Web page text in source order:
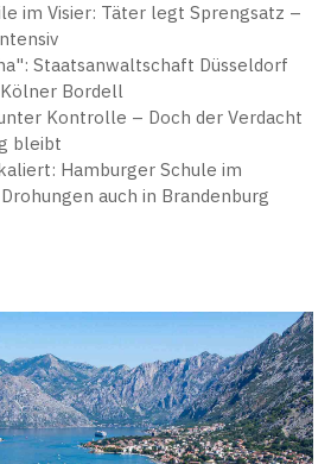
im Visier: Täter legt Sprengsatz –
Staatsanwaltschaft Düsseldorf
Bordell
Kontrolle – Doch der Verdacht
bleibt
Hamburger Schule im
auch in Brandenburg